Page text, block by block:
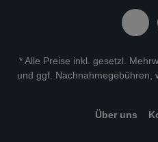
* Alle Preise inkl. gesetzl.
und ggf. Nachnahmegebühren,
Über uns